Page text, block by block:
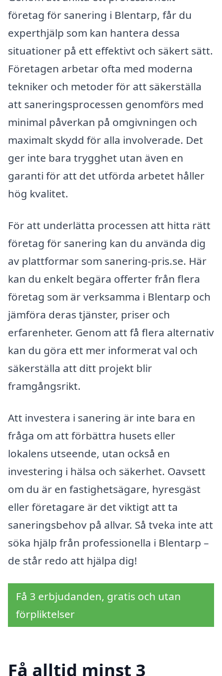
företag för sanering i Blentarp, får du
experthjälp som kan hantera dessa
situationer på ett effektivt och säkert sätt.
Företagen arbetar ofta med moderna
tekniker och metoder för att säkerställa
att saneringsprocessen genomförs med
minimal påverkan på omgivningen och
maximalt skydd för alla involverade. Det
ger inte bara trygghet utan även en
garanti för att det utförda arbetet håller
hög kvalitet.
För att underlätta processen att hitta rätt
företag för sanering kan du använda dig
av plattformar som sanering-pris.se. Här
kan du enkelt begära offerter från flera
företag som är verksamma i Blentarp och
jämföra deras tjänster, priser och
erfarenheter. Genom att få flera alternativ
kan du göra ett mer informerat val och
säkerställa att ditt projekt blir
framgångsrikt.
Att investera i sanering är inte bara en
fråga om att förbättra husets eller
lokalens utseende, utan också en
investering i hälsa och säkerhet. Oavsett
om du är en fastighetsägare, hyresgäst
eller företagare är det viktigt att ta
saneringsbehov på allvar. Så tveka inte att
söka hjälp från professionella i Blentarp –
de står redo att hjälpa dig!
Få 3 erbjudanden, gratis och utan
förpliktelser
Få alltid minst 3